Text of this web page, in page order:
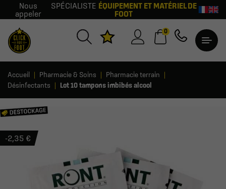
Nous
appeler
SPÉCIALISTE ÉQUIPEMENT ET MATÉRIEL DE
FOOT
0
Accueil Pharmacie & Soins
Pharmacie terrain
Désinfectants
Lot 10 tampons imbibés alcool
-2,35 €